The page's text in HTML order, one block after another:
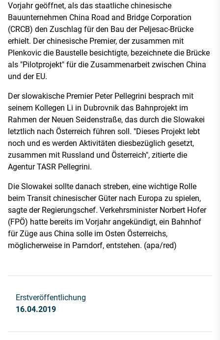
Vorjahr geöffnet, als das staatliche chinesische
Bauunternehmen China Road and Bridge Corporation
(CRCB) den Zuschlag für den Bau der Peljesac-Brücke
erhielt. Der chinesische Premier, der zusammen mit
Plenkovic die Baustelle besichtigte, bezeichnete die Brücke
als "Pilotprojekt" für die Zusammenarbeit zwischen China
und der EU.
Der slowakische Premier Peter Pellegrini besprach mit
seinem Kollegen Li in Dubrovnik das Bahnprojekt im
Rahmen der Neuen Seidenstraße, das durch die Slowakei
letztlich nach Österreich führen soll. "Dieses Projekt lebt
noch und es werden Aktivitäten diesbezüglich gesetzt,
zusammen mit Russland und Österreich", zitierte die
Agentur TASR Pellegrini.
Die Slowakei sollte danach streben, eine wichtige Rolle
beim Transit chinesischer Güter nach Europa zu spielen,
sagte der Regierungschef. Verkehrsminister Norbert Hofer
(FPÖ) hatte bereits im Vorjahr angekündigt, ein Bahnhof
für Züge aus China solle im Osten Österreichs,
möglicherweise in Parndorf, entstehen. (apa/red)
Erstveröffentlichung
16.04.2019